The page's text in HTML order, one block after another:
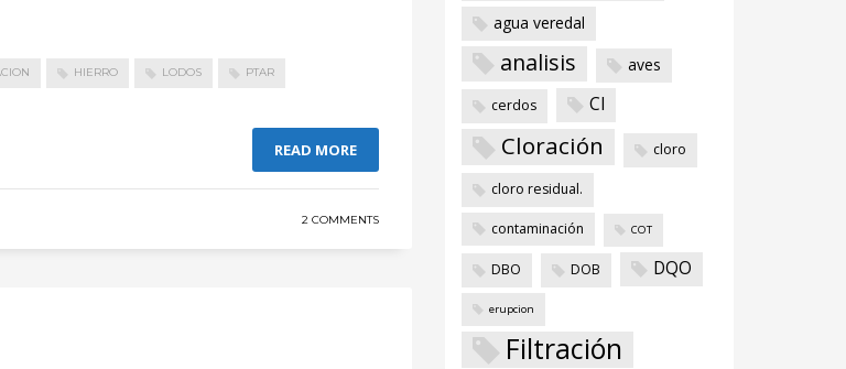
HIERRO LODOS PTAR
READ MORE
2 COMMENTS
agua veredal
analisis aves
cerdos Cl
Cloración cloro
cloro residual.
contaminación COT
DBO DOB DQO
erupcion
Filtración